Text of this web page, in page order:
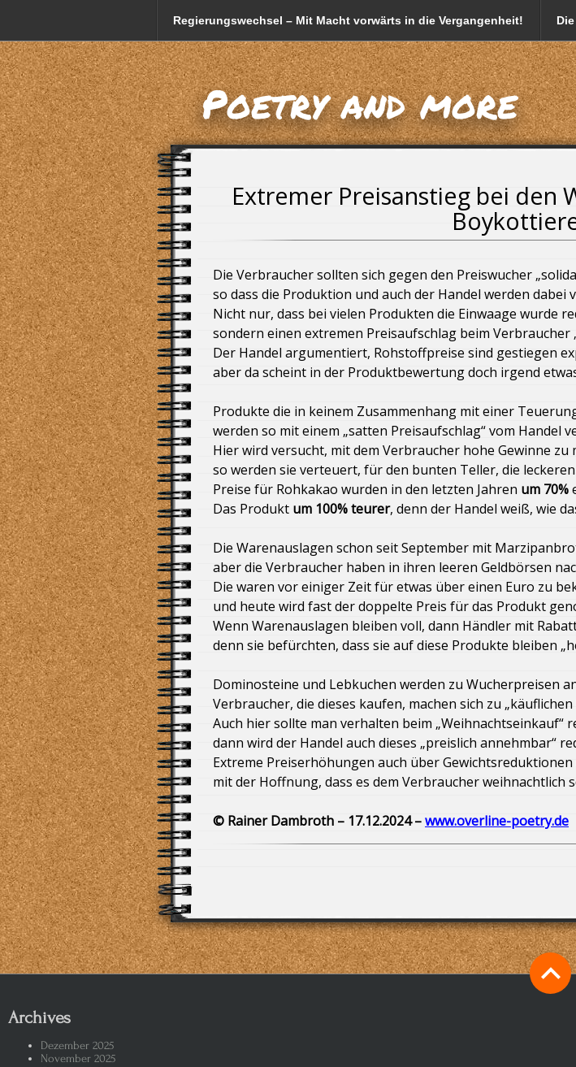
Regierungswechsel – Mit Macht vorwärts in die Vergangenheit!
Fake-Anzeigen und Betrug mit dem Namen von Prominenten
Friedrich Merz und sein CSU-Schatten Markus Söder vermarktet
Datenschutzerklärung
Gestatten, mein Name ist Trump, Donald Trump
Mogelpackung – die indirekte Preiserhöhung
Bayern, nur ein Bundesland in Deutschland!
Die Orgel der alten Bundesregierung
Alleingang von Friedrich Merz, CDU? Kompliziertes
Brandmauer zur AFD!
Bundestagswahl 2025 und das Parteien Gezänk Bäuerliche
Betäubungsloses Schächten (Halal) Die AFD mit Björn Höcke lügt
Ehrenmord – im Namen der Familie – „Nur eine Frau“
Fischer Fritze Merz fischt am rechten Rand – was soll das?
Donald Trump und Superreiche gegen den Rest der Welt
Der Pfau „Pavo“ wird seit dem 29. März vermisst! Die Qual der Wahl
Mindesthaltbarkeitsdatum (MHD)
Die Bremer Grünen und der „Platanenstreit“ Tag des Galgo – Dia
Viva España – Gequälte (S)Tiere Catering in den Krankenhäusern
Bremen – Klimaerwärmung und Deichschutz
Wer hat an d(ies)em Rad gedreht? Zentralklinik Diepholz in Borwede!
Undercover-Recherchen in Massentierställen
Donald Trump und der Deal für den Frieden in der Ukraine? Diktatfrieden!
Donald Trump denkt und handelt kindlich naiv
Donald Trump der Dealmaker: „Sie küssen meinen Arsch“ / „They’re
Poetry and more
Extremer Preisanstieg bei den
Die Verbraucher sollten sich gegen den Preiswucher
so dass die Produktion und auch der Handel werden dabei
Nicht nur, dass bei vielen Produkten die Einwaage wurde
sondern einen extremen Preisaufschlag beim Verbraucher
Der Handel argumentiert, Rohstoffpreise sind gestiegen
aber da scheint in der Produktbewertung doch irgend
Produkte die in keinem Zusammenhang mit einer
werden so mit einem „satten Preisaufschlag“ vom Handel
Hier wird versucht, mit dem Verbraucher hohe Gewinne zu
so werden sie verteuert, für den bunten Teller, die leckeren
Preise für Rohkakao wurden in den letzten Jahren um 70%
Das Produkt um 100% teurer, denn der Handel weiß, wie
Die Warenauslagen schon seit September mit
aber die Verbraucher haben in ihren leeren Geldbörsen
Die waren vor einiger Zeit für etwas über einen Euro zu
und heute wird fast der doppelte Preis für das Produkt
Wenn Warenauslagen bleiben voll, dann Händler mit
denn sie befürchten, dass sie auf diese Produkte bleiben
Dominosteine und Lebkuchen werden zu Wucherpreisen
Verbraucher, die dieses kaufen, machen sich zu „käuflichen
Auch hier sollte man verhalten beim „Weihnachtseinkauf“
dann wird der Handel auch dieses „preislich annehmbar“
Extreme Preiserhöhungen auch über Gewichtsreduktionen
mit der Hoffnung, dass es dem Verbraucher weihnachtlich
© Rainer Dambroth – 17.12.2024 –www.overline-poetry.de
Archives
Dezember 2025
November 2025